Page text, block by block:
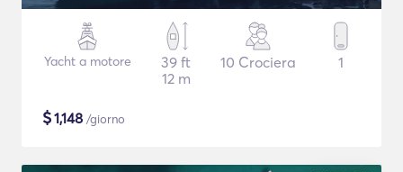
Yacht a motore
39 ft
12 m
10 Crociera 1
$1,148 /giorno